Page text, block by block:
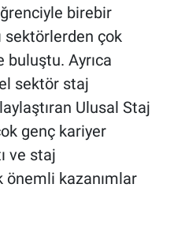
birebir
sektörlerden çok
buluştu. Ayrıca
sektör staj
Ulusal Staj
genç kariyer
ve staj
kazanımlar